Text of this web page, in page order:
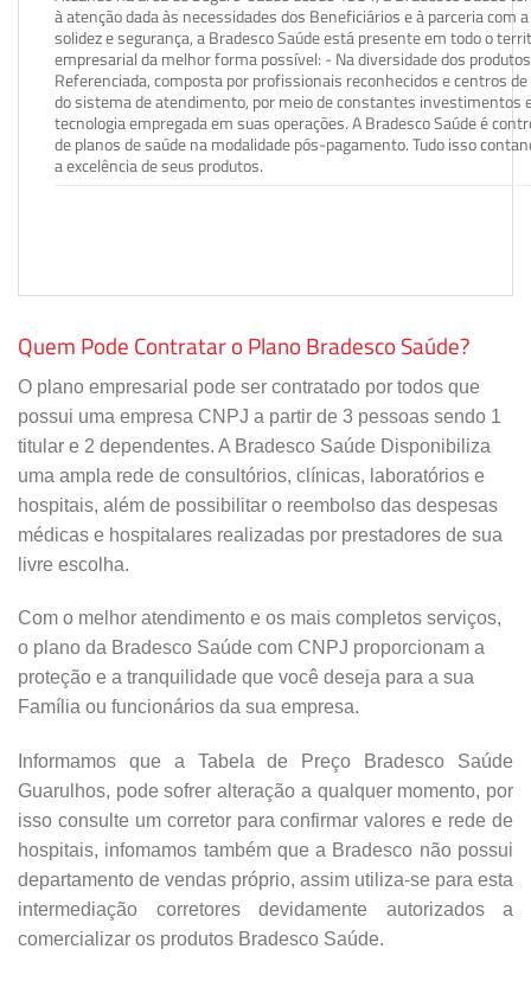
à atenção dada às necessidades dos Beneficiários e à parceria com
solidez e segurança, a Bradesco Saúde está presente em todo o
empresarial da melhor forma possível: - Na diversidade dos
Referenciada, composta por profissionais reconhecidos e centros
do sistema de atendimento, por meio de constantes investimentos
tecnologia empregada em suas operações. A Bradesco Saúde é
de planos de saúde na modalidade pós-pagamento. Tudo isso
a excelência de seus produtos.
Quem Pode Contratar o Plano Bradesco Saúde?
O plano empresarial pode ser contratado por todos que
possui uma empresa CNPJ a partir de 3 pessoas sendo 1
titular e 2 dependentes. A Bradesco Saúde Disponibiliza
uma ampla rede de consultórios, clínicas, laboratórios e
hospitais, além de possibilitar o reembolso das despesas
médicas e hospitalares realizadas por prestadores de sua
livre escolha.
Com o melhor atendimento e os mais completos serviços,
o plano da Bradesco Saúde com CNPJ proporcionam a
proteção e a tranquilidade que você deseja para a sua
Família ou funcionários da sua empresa.
Informamos que a Tabela de Preço Bradesco Saúde
Guarulhos, pode sofrer alteração a qualquer momento, por
isso consulte um corretor para confirmar valores e rede de
hospitais, infomamos também que a Bradesco não possui
departamento de vendas próprio, assim utiliza-se para esta
intermediação corretores devidamente autorizados a
comercializar os produtos Bradesco Saúde.